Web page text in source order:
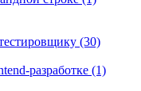
(30)
разработке (1)